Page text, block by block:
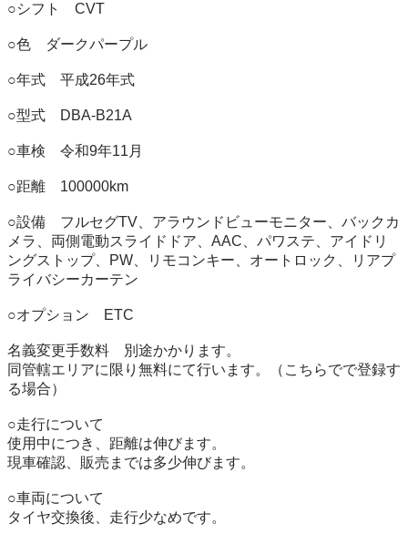
○シフト　CVT
○色　ダークパープル
○年式　平成26年式
○型式　DBA-B21A
○車検　令和9年11月
○距離　100000km
○設備　フルセグTV、アラウンドビューモニター、バックカ
メラ、両側電動スライドドア、AAC、パワステ、アイドリ
ングストップ、PW、リモコンキー、オートロック、リアプ
ライバシーカーテン
○オプション　ETC
名義変更手数料　別途かかります。
同管轄エリアに限り無料にて行います。（こちらでで登録す
る場合）
○走行について
使用中につき、距離は伸びます。
現車確認、販売までは多少伸びます。
○車両について
タイヤ交換後、走行少なめです。